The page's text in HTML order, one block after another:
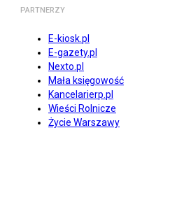
PARTNERZY
E-kiosk.pl
E-gazety.pl
Nexto.pl
Mała księgowość
Kancelarierp.pl
Wieści Rolnicze
Życie Warszawy